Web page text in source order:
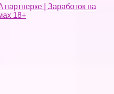
партнерке | Заработок на
18+